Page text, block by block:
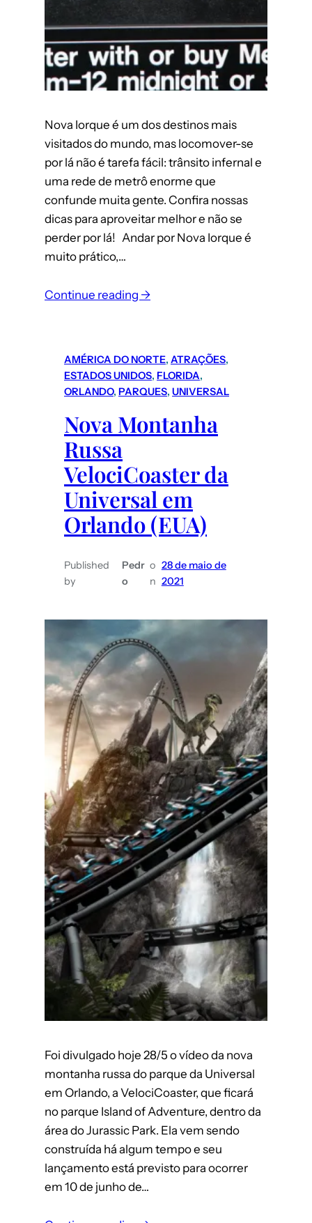
Nova Iorque é um dos destinos mais
visitados do mundo, mas locomover-se
por lá não é tarefa fácil: trânsito infernal e
uma rede de metrô enorme que
confunde muita gente. Confira nossas
dicas para aproveitar melhor e não se
perder por lá! Andar por Nova Iorque é
muito prático,…
Continue reading →
AMÉRICA DO NORTE, ATRAÇÕES
ESTADOS UNIDOS, FLORIDA
ORLANDO, PARQUES, UNIVERSAL
Nova Montanha
Russa
VelociCoaster da
Universal em
Orlando (EUA)
Published
by
Pedr
o
o
n
28 de maio de
2021
Foi divulgado hoje 28/5 o vídeo da nova
montanha russa do parque da Universal
em Orlando, a VelociCoaster, que ficará
no parque Island of Adventure, dentro da
área do Jurassic Park. Ela vem sendo
construída há algum tempo e seu
lançamento está previsto para ocorrer
em 10 de junho de…